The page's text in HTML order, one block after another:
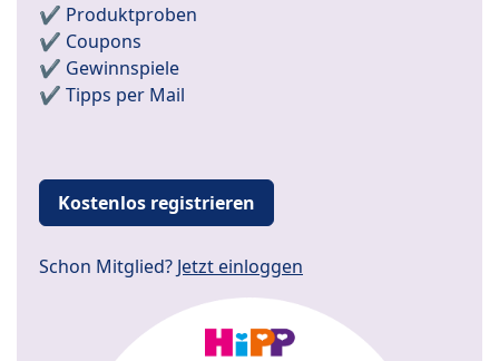
✔️ Produktproben
✔️ Coupons
✔️ Gewinnspiele
✔️ Tipps per Mail
Kostenlos registrieren
Schon Mitglied? Jetzt einloggen